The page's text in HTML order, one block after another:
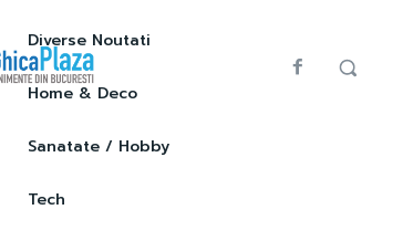
Diverse Noutati
Home & Deco
Sanatate / Hobby
Tech